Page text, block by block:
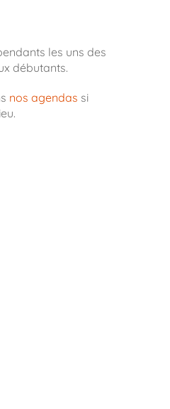
les uns des
débutants.
nos agendas si